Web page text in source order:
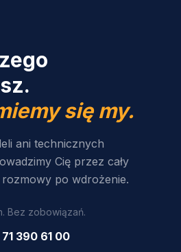
się my.
ani technicznych
Cię przez cały
po wdrożenie.
Bez zobowiązań.
71 390 61 00